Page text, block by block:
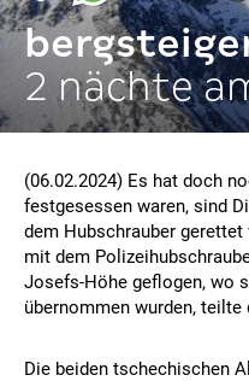
2 nächte
(06.02.2024) Es hat doch
festgesessen waren, sind
dem Hubschrauber gerettet
mit dem
Josefs-Höhe geflogen, wo
übernommen wurden,
Die beiden tschechischen